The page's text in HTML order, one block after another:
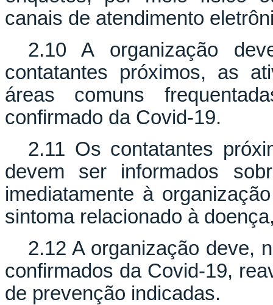
canais de atendimento
2.10 A organização
contatantes próximos, as
áreas comuns
confirmado da Covid-19.
2.11 Os contatantes
devem ser informados
imediatamente à
sintoma relacionado à
2.12 A organização deve,
confirmados da Covid-19,
de prevenção indicadas.